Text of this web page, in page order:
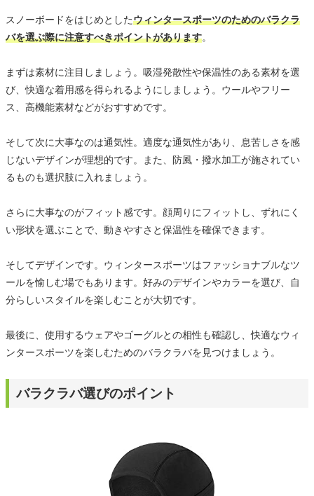
スノーボードをはじめとしたウィンタースポーツのためのバラクラ
バを選ぶ際に注意すべきポイントがあります。
まずは素材に注目しましょう。吸湿発散性や保温性のある素材を選
び、快適な着用感を得られるようにしましょう。ウールやフリー
ス、高機能素材などがおすすめです。
そして次に大事なのは通気性。適度な通気性があり、息苦しさを感
じないデザインが理想的です。また、防風・撥水加工が施されてい
るものも選択肢に入れましょう。
さらに大事なのがフィット感です。顔周りにフィットし、ずれにく
い形状を選ぶことで、動きやすさと保温性を確保できます。
そしてデザインです。ウィンタースポーツはファッショナブルなツ
ールを愉しむ場でもあります。好みのデザインやカラーを選び、自
分らしいスタイルを楽しむことが大切です。
最後に、使用するウェアやゴーグルとの相性も確認し、快適なウィ
ンタースポーツを楽しむためのバラクラバを見つけましょう。
バラクラバ選びのポイント